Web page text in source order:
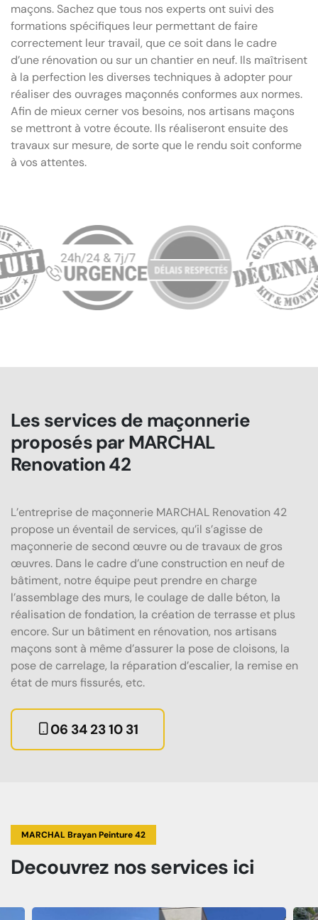
maçons. Sachez que tous nos experts ont suivi des
formations spécifiques leur permettant de faire
correctement leur travail, que ce soit dans le cadre
d’une rénovation ou sur un chantier en neuf. Ils maîtrisent
à la perfection les diverses techniques à adopter pour
réaliser des ouvrages maçonnés conformes aux normes.
Afin de mieux cerner vos besoins, nos artisans maçons
se mettront à votre écoute. Ils réaliseront ensuite des
travaux sur mesure, de sorte que le rendu soit conforme
à vos attentes.
Les services de maçonnerie
proposés par MARCHAL
Renovation 42
L’entreprise de maçonnerie MARCHAL Renovation 42
propose un éventail de services, qu’il s’agisse de
maçonnerie de second œuvre ou de travaux de gros
œuvres. Dans le cadre d’une construction en neuf de
bâtiment, notre équipe peut prendre en charge
l’assemblage des murs, le coulage de dalle béton, la
réalisation de fondation, la création de terrasse et plus
encore. Sur un bâtiment en rénovation, nos artisans
maçons sont à même d’assurer la pose de cloisons, la
pose de carrelage, la réparation d’escalier, la remise en
état de murs fissurés, etc.
06 34 23 10 31
MARCHAL Brayan Peinture 42
Decouvrez nos services ici